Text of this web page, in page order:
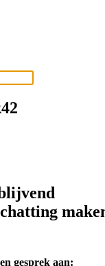
gesprek aan: